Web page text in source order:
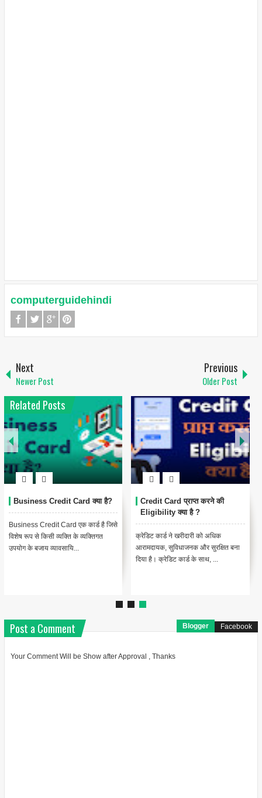
computerguidehindi
Next
Newer Post
Previous
Older Post
Related Posts
Business Credit Card क्या है?
Business Credit Card एक कार्ड है जिसे
विशेष रूप से किसी व्यक्ति के व्यक्तिगत
उपयोग के बजाय व्यावसायि...
Credit Card प्राप्त करने की
Eligibility क्या है ?
क्रेडिट कार्ड ने खरीदारी को अधिक
आरामदायक, सुविधाजनक और सुरक्षित बना
दिया है। क्रेडिट कार्ड के साथ, ...
Post a Comment Blogger Facebook
Your Comment Will be Show after Approval , Thanks